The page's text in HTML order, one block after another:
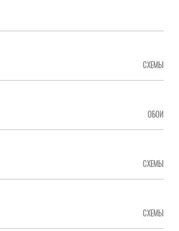
СХЕМЫ
ОБОИ
СХЕМЫ
СХЕМЫ